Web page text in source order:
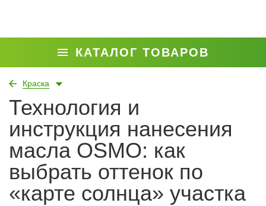
КАТАЛОГ ТОВАРОВ
Краска
Технология и
инструкция нанесения
масла OSMO: как
выбрать оттенок по
«карте солнца» участка